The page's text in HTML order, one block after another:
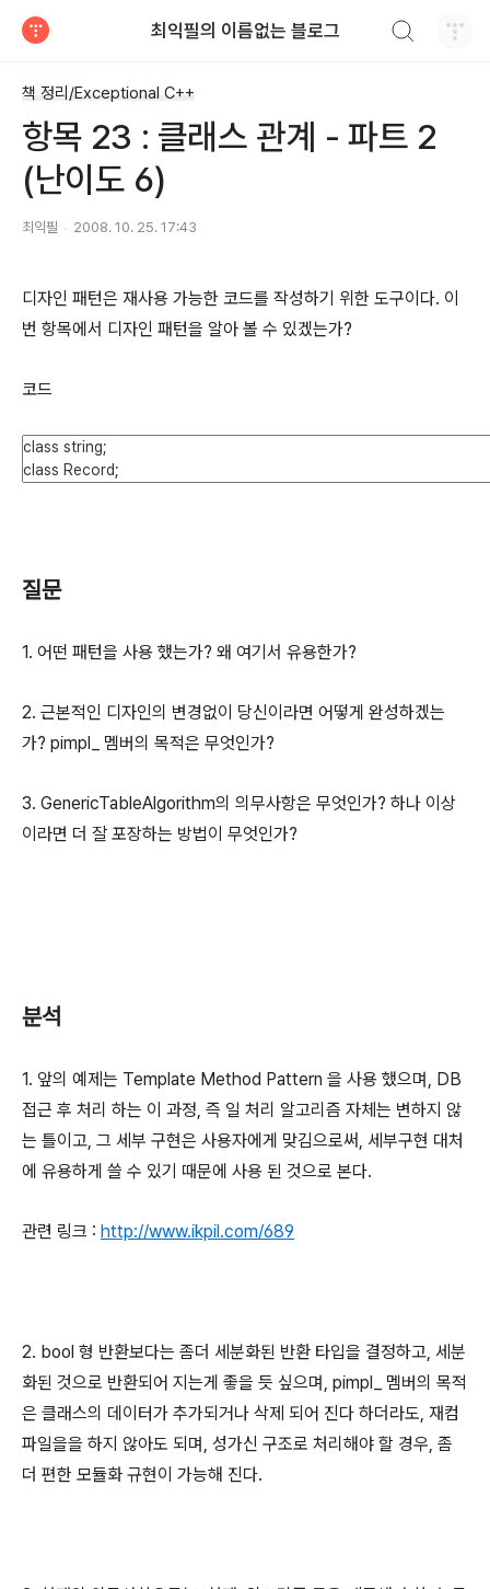
최익필의 이름없는 블로그
책 정리/Exceptional C++
항목 23 : 클래스 관계 - 파트 2
(난이도 6)
최익필 2008. 10. 25. 17:43
디자인 패턴은 재사용 가능한 코드를 작성하기 위한 도구이다. 이
번 항목에서 디자인 패턴을 알아 볼 수 있겠는가?
코드
질문
1. 어떤 패턴을 사용 했는가? 왜 여기서 유용한가?
2. 근본적인 디자인의 변경없이 당신이라면 어떻게 완성하겠는
가? pimpl_ 멤버의 목적은 무엇인가?
3. GenericTableAlgorithm의 의무사항은 무엇인가? 하나 이상
이라면 더 잘 포장하는 방법이 무엇인가?
분석
1. 앞의 예제는 Template Method Pattern 을 사용 했으며, DB
접근 후 처리 하는 이 과정, 즉 일 처리 알고리즘 자체는 변하지 않
는 틀이고, 그 세부 구현은 사용자에게 맞김으로써, 세부구현 대처
에 유용하게 쓸 수 있기 때문에 사용 된 것으로 본다.
관련 링크 : http://www.ikpil.com/689
2. bool 형 반환보다는 좀더 세분화된 반환 타입을 결정하고, 세분
화된 것으로 반환되어 지는게 좋을 듯 싶으며, pimpl_ 멤버의 목적
은 클래스의 데이터가 추가되거나 삭제 되어 진다 하더라도, 재컴
파일을을 하지 않아도 되며, 성가신 구조로 처리해야 할 경우, 좀
더 편한 모듈화 규현이 가능해 진다.